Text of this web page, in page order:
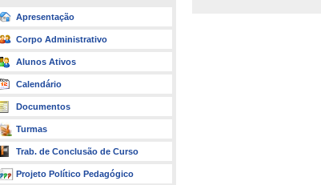
Apresentação
Corpo Administrativo
Alunos Ativos
Calendário
Documentos
Turmas
Trab. de Conclusão de Curso
Projeto Político Pedagógico